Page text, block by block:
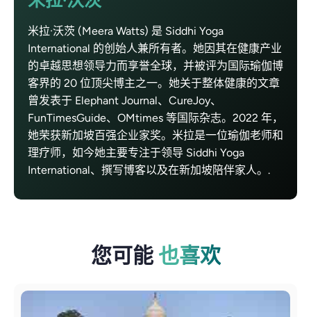
米拉·沃茨 (Meera Watts) 是 Siddhi Yoga
International 的创始人兼所有者。她因其在健康产业
的卓越思想领导力而享誉全球，并被评为国际瑜伽博
客界的 20 位顶尖博主之一。她关于整体健康的文章
曾发表于 Elephant Journal、CureJoy、
FunTimesGuide、OMtimes 等国际杂志。2022 年，
她荣获新加坡百强企业家奖。米拉是一位瑜伽老师和
理疗师，如今她主要专注于领导 Siddhi Yoga
International、撰写博客以及在新加坡陪伴家人。.
您可能 也喜欢